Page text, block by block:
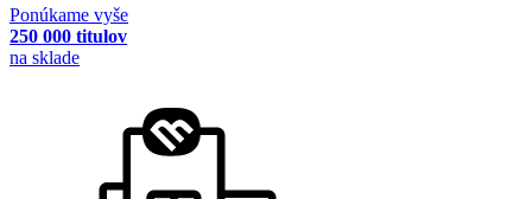
Ponúkame vyše
250 000 titulov
na sklade